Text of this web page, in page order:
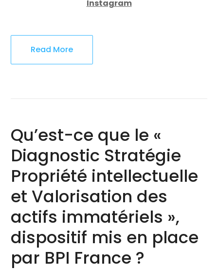
Instagram
Read More
Qu’est-ce que le «
Diagnostic Stratégie
Propriété intellectuelle
et Valorisation des
actifs immatériels »,
dispositif mis en place
par BPI France ?